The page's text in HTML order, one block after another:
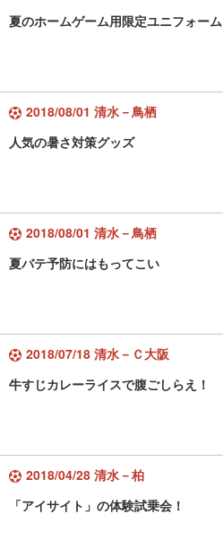
夏のホームゲーム用限定ユニフォーム
2018/08/01 清水－鳥栖
人気の暑さ対策グッズ
2018/08/01 清水－鳥栖
夏バテ予防にはもってこい
2018/07/18 清水－Ｃ大阪
牛すじカレーライスで腹ごしらえ！
2018/04/28 清水－柏
「アイサイト」の体験試乗会！